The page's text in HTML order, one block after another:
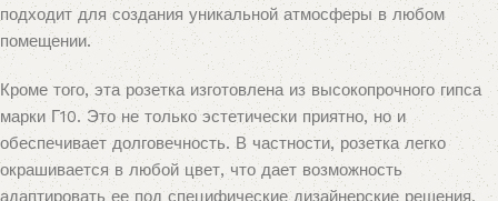
подходит для создания уникальной атмосферы в любом
помещении.
Кроме того, эта розетка изготовлена из высокопрочного гипса
марки Г10. Это не только эстетически приятно, но и
обеспечивает долговечность. В частности, розетка легко
окрашивается в любой цвет, что дает возможность
адаптировать ее под специфические дизайнерские решения.